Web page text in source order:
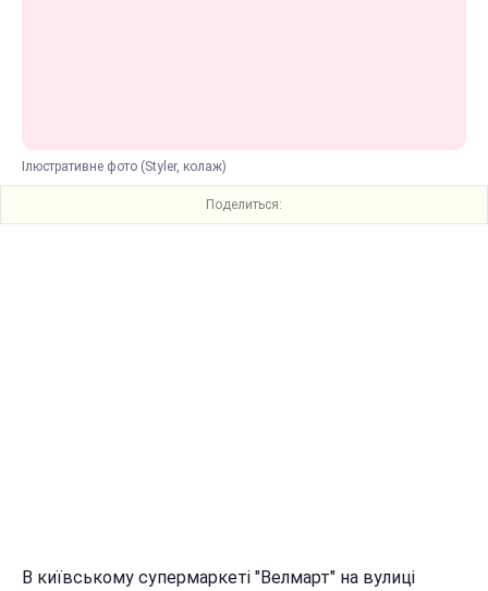
Ілюстративне фото (Styler, колаж)
Поделиться:
В київському супермаркеті "Велмарт" на вулиці